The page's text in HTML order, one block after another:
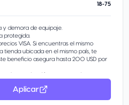
18-75
y demora de equipaje.
protegida.
VISA. Si encuentras el mismo
tienda ubicada en el mismo país, te
beneficio asegura hasta 200 USD por
y la autorización para consultar tu
solicitudes están sujetas a aprobación
Aplicar